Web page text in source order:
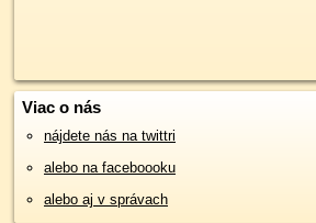
Viac o nás
nájdete nás na twittri
alebo na faceboooku
alebo aj v správach